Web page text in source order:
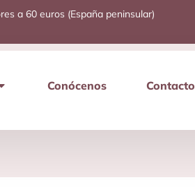
a 60 euros (España peninsular)
Conócenos Contacto